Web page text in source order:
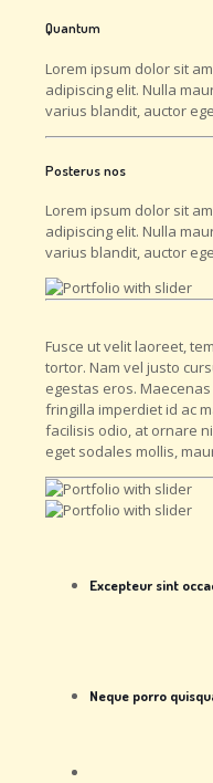
Quantum
Lorem ipsum dolor sit
adipiscing elit. Nulla
varius blandit, auctor
Posterus nos
Lorem ipsum dolor sit
adipiscing elit. Nulla
varius blandit, auctor
Fusce ut velit laoreet,
tortor. Nam vel justo
egestas eros.
fringilla imperdiet id ac
facilisis odio, at ornare
eget sodales mollis,
Excepteur sint
Neque porro